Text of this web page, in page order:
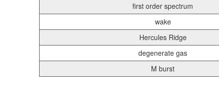
first order spectrum
wake
Hercules Ridge
degenerate gas
M burst